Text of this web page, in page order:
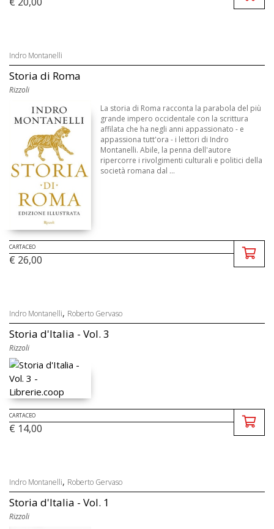
Indro Montanelli
Storia di Roma
Rizzoli
La storia di Roma racconta la parabola del più
grande impero occidentale con la scrittura
affilata che ha negli anni appassionato - e
appassiona tutt'ora - i lettori di Indro
Montanelli. Abile, la penna dell'autore
ripercorre i rivolgimenti culturali e politici della
società romana dal ...
CARTACEO
€ 26,00
Indro Montanelli, Roberto Gervaso
Storia d'Italia - Vol. 3
Rizzoli
CARTACEO
€ 14,00
Indro Montanelli, Roberto Gervaso
Storia d'Italia - Vol. 1
Rizzoli